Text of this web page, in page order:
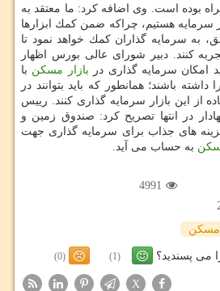
بوده است. وی اضافه كرد: ما معتقد به
سرمایه هستیم، چراكه ضمن كمك ابزارها
به سرمایه گذاران كمك خواهد نمود تا
كنند. دبیر شورای عالی بورس اظهار
امكان سرمایه گذاری در بازار مسكن با
داشته باشند؛ همانطور كه باید بتوانند در
از این بازار سرمایه گذاری كنند. رییس
در انتها تصریح كرد: صندوق زمین و
های جذاب برای سرمایه گذاری جهت
به حساب می آید.
4991
مسكن
می پسندید؟ (1)
(0)
X